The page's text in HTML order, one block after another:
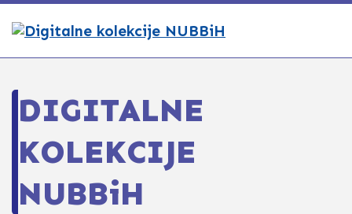
DIGITALNE
KOLEKCIJE
NUBBiH